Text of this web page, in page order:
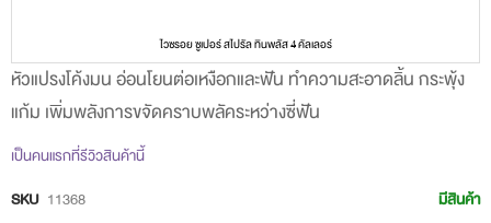
หัวแปรงโค้งมน อ่อนโยนต่อเหงือกและฟัน ทำความสะอาดลิ้น กระพุ้ง
แก้ม เพิ่มพลังการขจัดคราบพลัคระหว่างซี่ฟัน
เป็นคนแรกที่รีวิวสินค้านี้
มีสินค้า
SKU 11368
ไวซรอย ซูเปอร์ สไปรัล ทินพลัส 4 คัลเลอร์
Skip
to
the
of